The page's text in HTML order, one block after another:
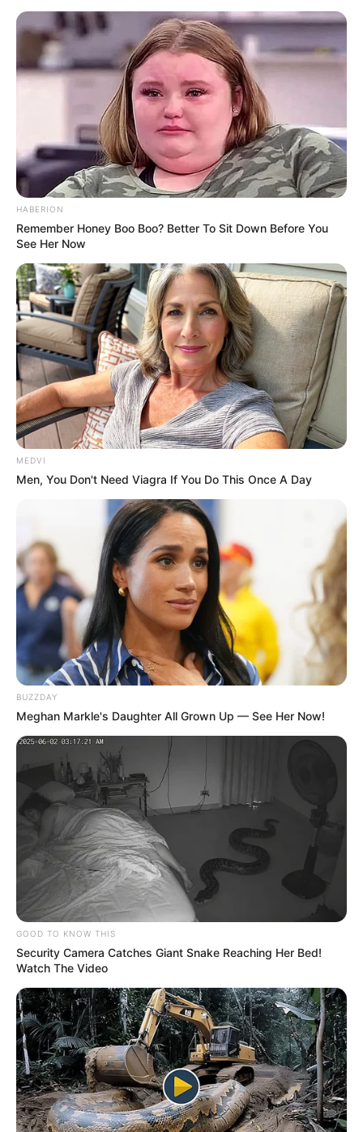
TAGS
ΠΑΡΑΛΙΕΣ ΕΥΒΟΙΑΣ
ΤΑΥΤΟΤΗΤΑ ΚΑΙ ΕΠΙΚΟΙΝΩΝΙΑ ΟΡΟΙ ΧΡΗΣΗΣ
HABERION
Remember Honey Boo Boo? Better To Sit Down Before You
See Her Now
MEDVI
Men, You Don't Need Viagra If You Do This Once A Day
BUZZDAY
Meghan Markle's Daughter All Grown Up — See Her Now!
GOOD TO KNOW THIS
Security Camera Catches Giant Snake Reaching Her Bed!
Watch The Video